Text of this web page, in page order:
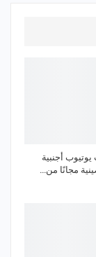
يوتيوب أجنبية
مجانًا من…